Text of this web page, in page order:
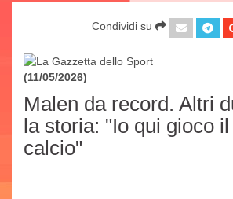
Condividi su
(11/05/2026)
Malen da record. Altri
la storia: "Io qui gioco
calcio"